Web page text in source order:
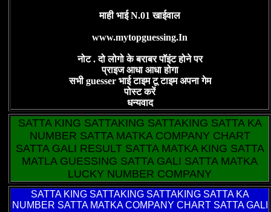
माही भाई N.01 खाईवाल
www.mytopguessing.In
नोट . दो लोगो के बराबर पॉइंट होने पर
प्राइज आधा आधा होगा
सभी guesser भाई टाइम टू टाइम अपना गेम
पोस्ट करें
धन्यवाद
SATTA KING SATTAKING SATTAKING SATTA KA
NUMBER SATTA MATKA COMPANY CHART
SATTA GALI RESULT SATTA MATKA KING SATTA
MATLA GUESSING SATTA GALI SATTA MATKA
LUCKY NUMBER COMPANY
SATTA KINGSATTAKING SATTAKING SATTA KA
NUMBER SATTA MATKA COMPANY CHART SATTA GALI